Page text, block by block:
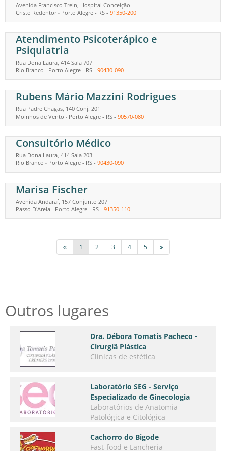
Avenida Francisco Trein, Hospital Conceição
Cristo Redentor - Porto Alegre - RS - 91350-200
Atendimento Psicoterápico e
Psiquiatria
Rua Dona Laura, 414 Sala 707
Rio Branco - Porto Alegre - RS - 90430-090
Rubens Mário Mazzini Rodrigues
Rua Padre Chagas, 140 Conj. 201
Moinhos de Vento - Porto Alegre - RS - 90570-080
Consultório Médico
Rua Dona Laura, 414 Sala 203
Rio Branco - Porto Alegre - RS - 90430-090
Marisa Fischer
Avenida Andaraí, 157 Conjunto 207
Passo D'Areia - Porto Alegre - RS - 91350-110
1 2 3 4 5
Outros lugares
Dra. Débora Tomatis Pacheco -
Cirurgiã Plástica
Clínicas de estética
Laboratório SEG - Serviço
Especializado de Ginecologia
Laboratórios de Anatomia
Patológica e Citológica
Cachorro do Bigode
Fast-food e Lancheria